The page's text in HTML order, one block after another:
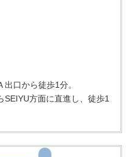
口から徒歩1分。
方面に直進し、徒歩1